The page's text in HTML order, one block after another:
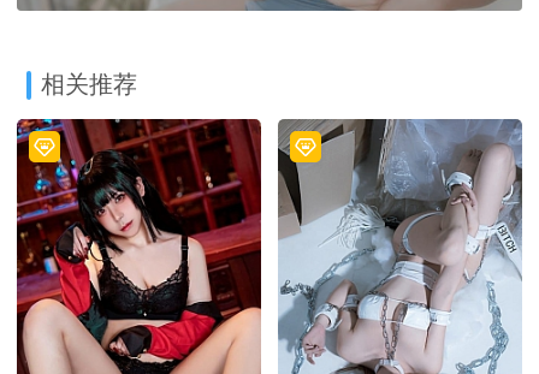
相关推荐